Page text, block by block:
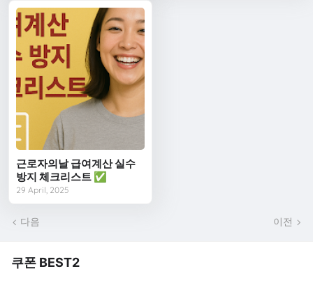
근로자의날 급여계산 실수
방지 체크리스트 ✅
29 April, 2025
다음 이전
쿠폰 BEST2